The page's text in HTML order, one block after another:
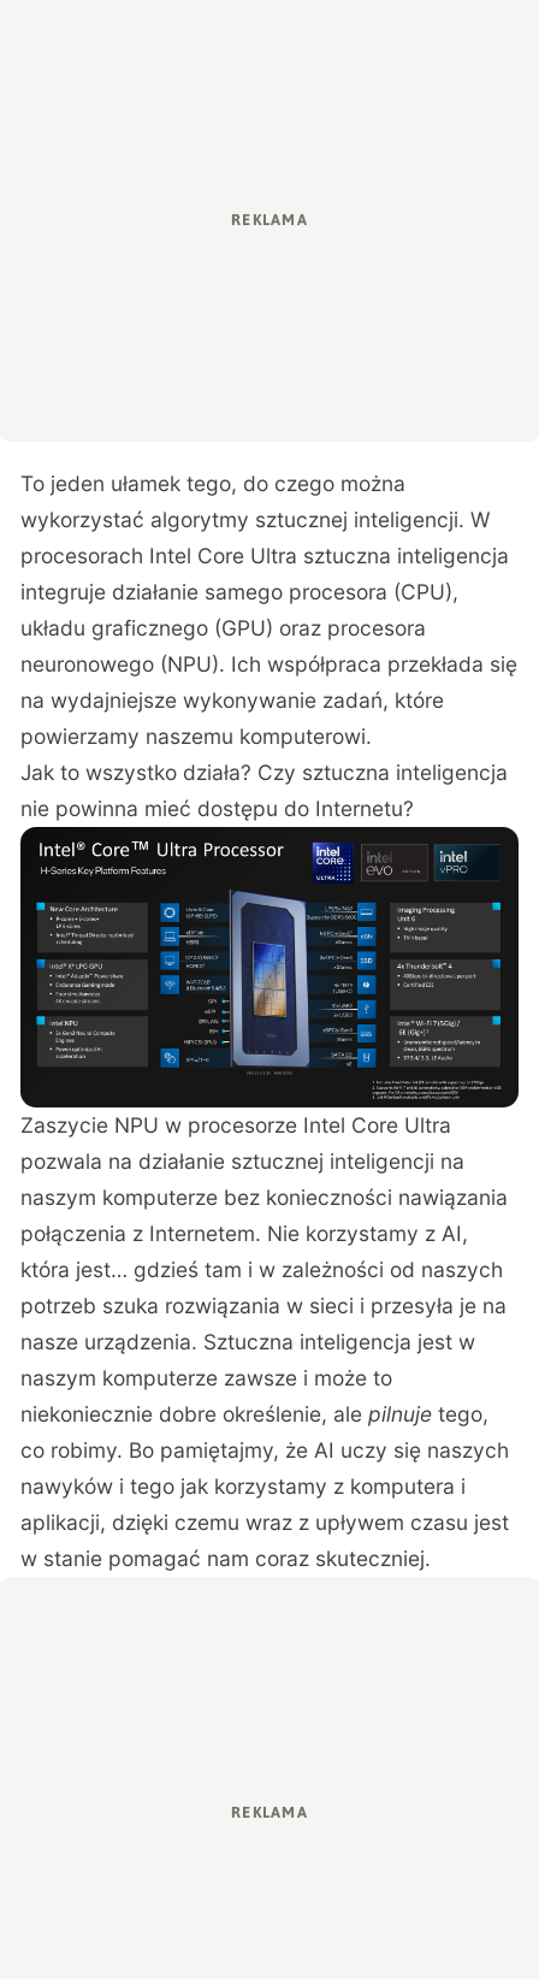
To jeden ułamek tego, do czego można
wykorzystać algorytmy sztucznej inteligencji. W
procesorach Intel Core Ultra sztuczna inteligencja
integruje działanie samego procesora (CPU),
układu graficznego (GPU) oraz procesora
neuronowego (NPU). Ich współpraca przekłada się
na wydajniejsze wykonywanie zadań, które
powierzamy naszemu komputerowi.
Jak to wszystko działa? Czy sztuczna inteligencja
nie powinna mieć dostępu do Internetu?
Zaszycie NPU w procesorze Intel Core Ultra
pozwala na działanie sztucznej inteligencji na
naszym komputerze bez konieczności nawiązania
połączenia z Internetem. Nie korzystamy z AI,
która jest… gdzieś tam i w zależności od naszych
potrzeb szuka rozwiązania w sieci i przesyła je na
nasze urządzenia. Sztuczna inteligencja jest w
naszym komputerze zawsze i może to
niekoniecznie dobre określenie, alepilnuje tego,
co robimy. Bo pamiętajmy, że AI uczy się naszych
nawyków i tego jak korzystamy z komputera i
aplikacji, dzięki czemu wraz z upływem czasu jest
w stanie pomagać nam coraz skuteczniej.